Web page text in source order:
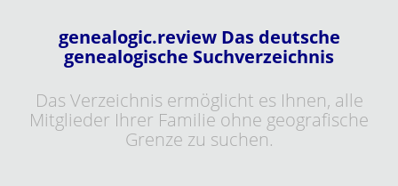
genealogic.review Das deutsche
genealogische Suchverzeichnis
Das Verzeichnis ermöglicht es Ihnen, alle
Mitglieder Ihrer Familie ohne geografische
Grenze zu suchen.